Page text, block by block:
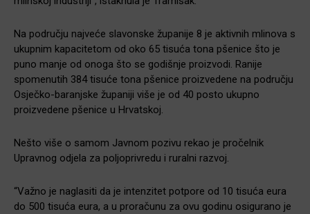
Na području najveće slavonske županije 8 je aktivnih mlinova s
ukupnim kapacitetom od oko 65 tisuća tona pšenice što je
puno manje od onoga što se godišnje proizvodi. Ranije
spomenutih 384 tisuće tona pšenice proizvedene na području
Osječko-baranjske županiji više je od 40 posto ukupno
proizvedene pšenice u Hrvatskoj.
Nešto više o samom Javnom pozivu rekao je pročelnik
Upravnog odjela za poljoprivredu i ruralni razvoj.
“Važno je naglasiti da je intenzitet potpore od 10 tisuća eura
do 500 tisuća eura, a u proračunu za ovu godinu osigurano je